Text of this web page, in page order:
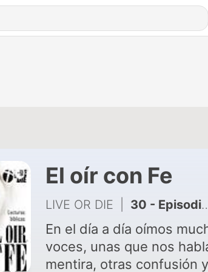
El oír con Fe
LIVE OR DIE 30 - Episodio 28, Bartimeo, el ciego con fe, Marcos 10:35-45,
En el día a día oímos
voces, unas que nos
mentira, otras confusión